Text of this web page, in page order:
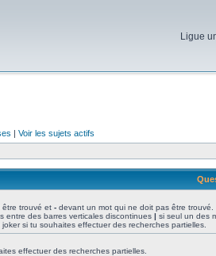
Ligue
| Voir les sujets actifs
être trouvé et - devant un mot qui ne doit pas être trouvé.
entre des barres verticales discontinues | si seul un des
si tu souhaites effectuer des recherches partielles.
effectuer des recherches partielles.